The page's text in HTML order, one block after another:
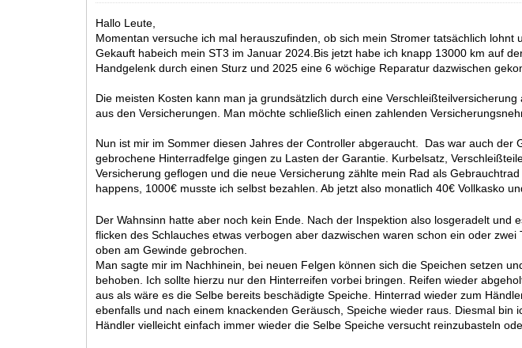
Hallo Leute,
Momentan versuche ich mal herauszufinden, ob sich mein Stromer tatsächlich lohnt
Gekauft habeich mein ST3 im Januar 2024.Bis jetzt habe ich knapp 13000 km auf
Handgelenk durch einen Sturz und 2025 eine 6 wöchige Reparatur dazwischen
Die meisten Kosten kann man ja grundsätzlich durch eine
aus den Versicherungen. Man möchte schließlich einen zahlenden
Nun ist mir im Sommer diesen Jahres der Controller abgeraucht. Das war auch
gebrochene Hinterradfelge gingen zu Lasten der Garantie. Kurbelsatz,
Versicherung geflogen und die neue Versicherung zählte mein Rad als
happens, 1000€ musste ich selbst bezahlen. Ab jetzt also monatlich 40€ Vollkasko
Der Wahnsinn hatte aber noch kein Ende. Nach der Inspektion also losgeradelt
flicken des Schlauches etwas verbogen aber dazwischen waren schon ein oder
oben am Gewinde gebrochen.
Man sagte mir im Nachhinein, bei neuen Felgen können sich die Speichen setzen
behoben. Ich sollte hierzu nur den Hinterreifen vorbei bringen. Reifen wieder
aus als wäre es die Selbe bereits beschädigte Speiche. Hinterrad wieder zum
ebenfalls und nach einem knackenden Geräusch, Speiche wieder raus. Diesmal
Händler vielleicht einfach immer wieder die Selbe Speiche versucht reinzubasteln